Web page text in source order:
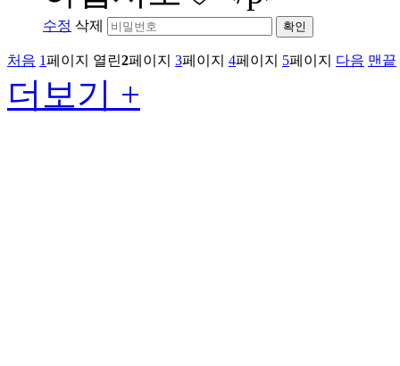
수정 삭제 확인
처음 1페이지 열린2페이지 3페이지 4페이지 5페이지 다음 맨끝
더보기 +